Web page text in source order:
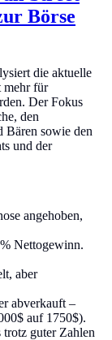
Börse
die aktuelle
mehr für
Der Fokus
den
Bären sowie den
und der
angehoben,
Nettogewinn.
aber
abverkauft –
auf 1750$).
trotz guter Zahlen